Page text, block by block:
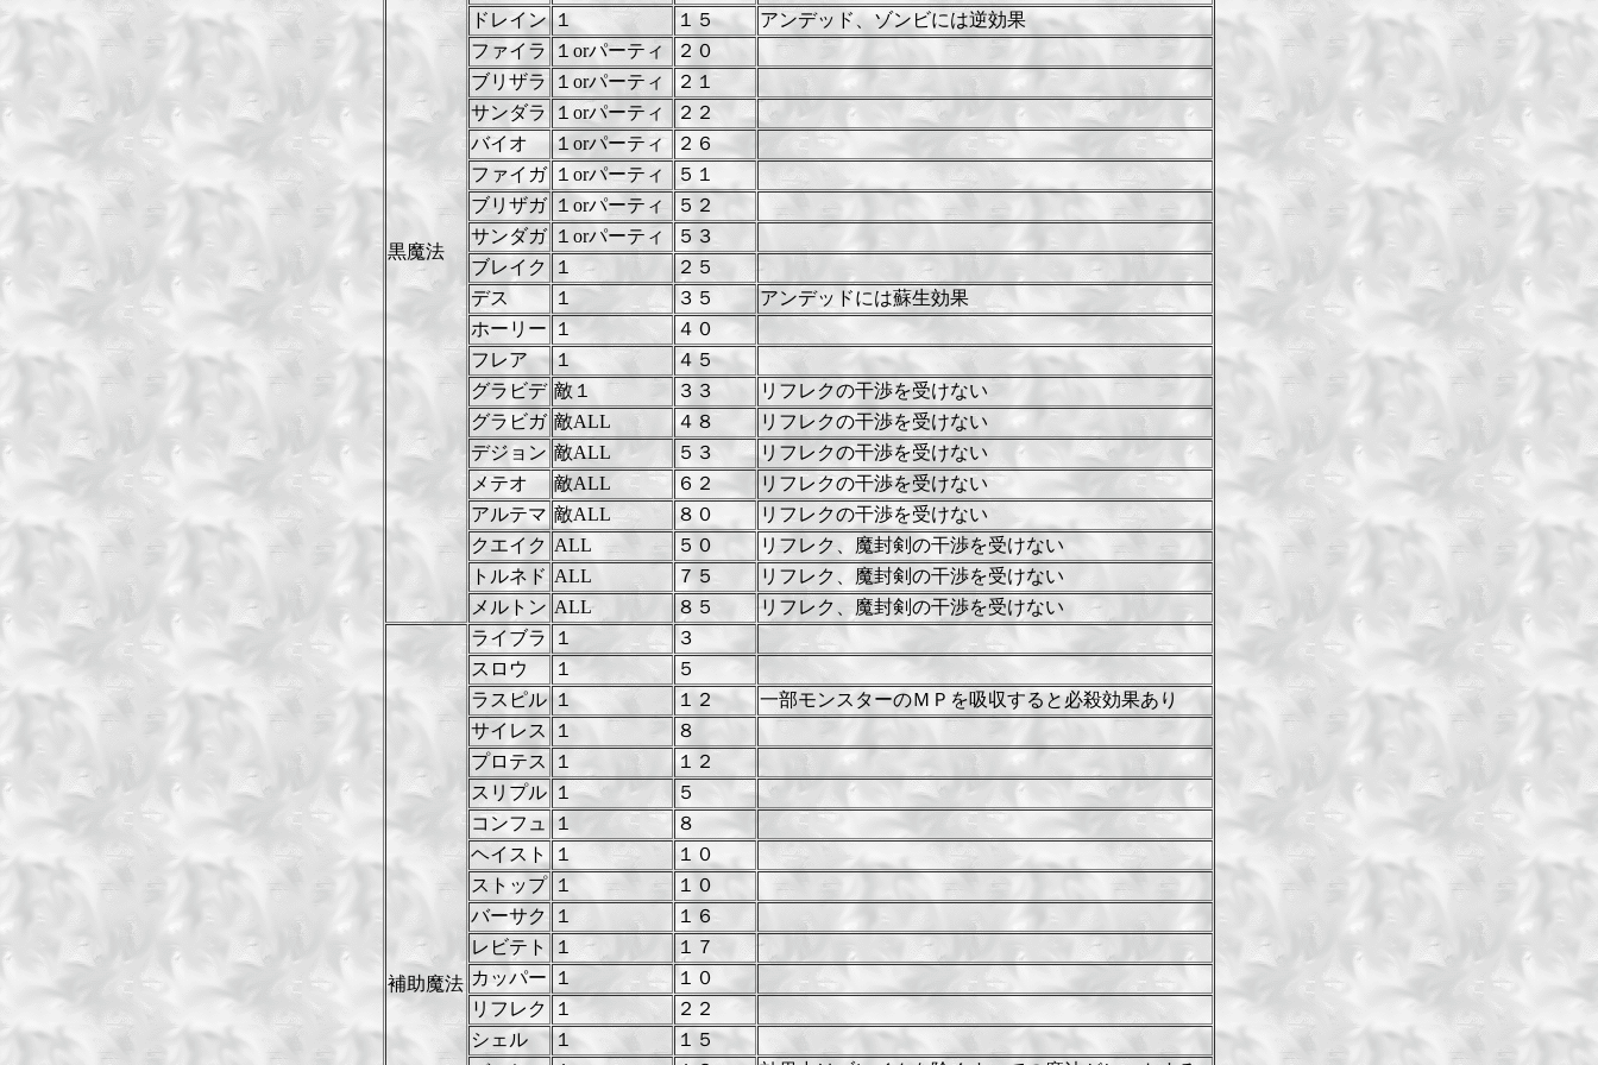
黒魔法
ドレイン １ １５
アンデッド、ゾンビには逆効果
ファイラ
１orパーティ
２０
ブリザラ
１orパーティ
２１
サンダラ
１orパーティ
２２
バイオ
１orパーティ
２６
ファイガ １orパーティ
５１
ブリザガ １orパーティ
５２
サンダガ １orパーティ
５３
ブレイク
１
２５
デス
１ ３５
アンデッドには蘇生効果
ホーリー
１
４０
フレア
１
４５
グラビデ 敵１ ３３
リフレクの干渉を受けない
グラビガ 敵ALL ４８
リフレクの干渉を受けない
デジョン 敵ALL ５３
リフレクの干渉を受けない
メテオ
敵ALL ６２
リフレクの干渉を受けない
アルテマ 敵ALL ８０
リフレクの干渉を受けない
クエイク ALL ５０
リフレク、魔封剣の干渉を受けない
トルネド ALL ７５
リフレク、魔封剣の干渉を受けない
メルトン ALL ８５ リフレク、魔封剣の干渉を受けない
補助魔法
ライブラ １
３
スロウ
１
５
ラスピル １ １２
一部モンスターのＭＰを吸収すると必殺効果あり
サイレス
１
８
プロテス
１
１２
スリプル １
５
コンフュ
１
８
ヘイスト
１
１０
ストップ １
１０
バーサク
１
１６
レビテト
１
１７
カッパー
１
１０
リフレク
１
２２
シェル
１
１５